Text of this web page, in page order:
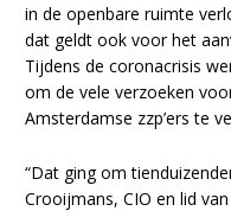
in de openbare ruimte
dat geldt ook voor het
Tijdens de coronacrisis
om de vele verzoeken
Amsterdamse zzp’ers te
“Dat ging om
Crooijmans, CIO en lid